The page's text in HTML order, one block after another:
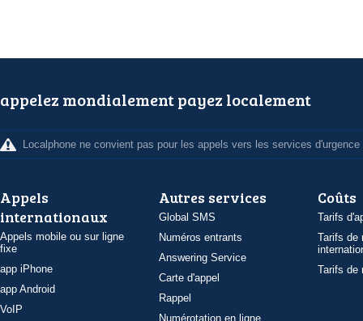
appelez mondialement payez localement
Localphone ne convient pas pour les appels vers les services d'urgence
Appels
internationaux
Appels mobile ou sur ligne
fixe
app iPhone
app Android
VoIP
Autres services
Global SMS
Numéros entrants
Answering Service
Carte d'appel
Rappel
Numérotation en ligne
Coûts
Tarifs
Tarifs de
Tarifs de